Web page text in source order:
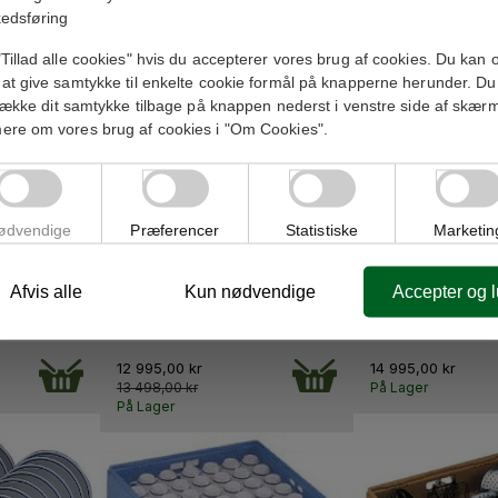
AS
Underbordsopvasker m/
drænpumpe BASIC, God
12 995,00 kr
13 498,00 kr
På Lager
PLUS
14 995,00 kr
På Lager
alle cookies" hvis du accepterer vores brug af cookies. Du kan
give samtykke til enkelte cookie formål på knapperne herunder.
dit samtykke tilbage på knappen nederst i venstre side af
om vores brug af cookies i "Om Cookies".
Præferencer Statistiske
Afvis alle Kun nødvendige Accepter og